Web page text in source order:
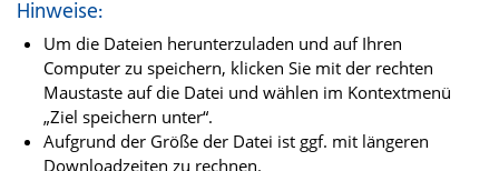
Hinweise:
Um die Dateien herunterzuladen und auf Ihren
Computer zu speichern, klicken Sie mit der rechten
Maustaste auf die Datei und wählen im Kontextmenü
„Ziel speichern unter“.
Aufgrund der Größe der Datei ist ggf. mit längeren
Downloadzeiten zu rechnen.